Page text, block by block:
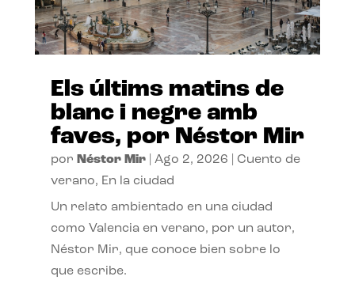
Els últims matins de
blanc i negre amb
faves, por Néstor Mir
por Néstor Mir| Ago 2, 2026
Cuento de
verano, En la ciudad
Un relato ambientado en una ciudad
como Valencia en verano, por un autor,
Néstor Mir, que conoce bien sobre lo
que escribe.